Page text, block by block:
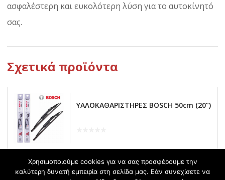
ασφαλέστερη και ευκολότερη λύση για το αυτοκίνητό
σας.
Σχετικά προϊόντα
ΥΑΛΟΚΑΘΑΡΙΣΤΗΡΕΣ BOSCH 50cm (20”)
Χρησιμοποιούμε cookies για να σας προσφέρουμε την
καλύτερη δυνατή εμπειρία στη σελίδα μας. Εάν συνεχίσετε να